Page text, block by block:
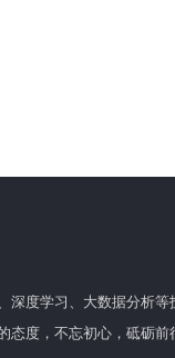
深度学习、大数据分析
态度，不忘初心，砥砺前